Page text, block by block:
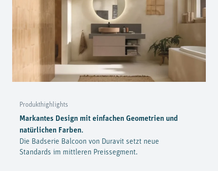
Produkthighlights
Markantes Design mit einfachen Geometrien und
natürlichen Farben.
Die Badserie Balcoon von Duravit setzt neue
Standards im mittleren Preissegment.